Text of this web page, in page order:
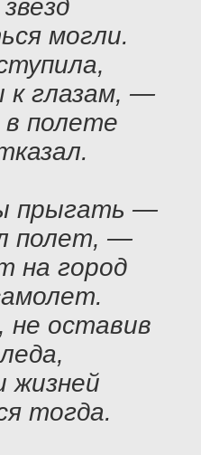
могли.
к глазам, —
полете
прыгать —
полет, —
на город
не оставив
жизней
тогда.